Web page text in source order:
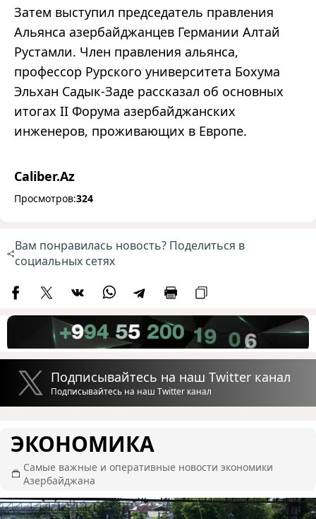
Затем выступил председатель правления
Альянса азербайджанцев Германии Алтай
Рустамли. Член правления альянса,
профессор Рурского университета Бохума
Эльхан Садык-Заде рассказал об основных
итогах II Форума азербайджанских
инженеров, проживающих в Европе.
Caliber.Az
Просмотров:324
Вам понравилась новость? Поделиться в
социальных сетях
Подписывайтесь на наш Twitter канал
Подписывайтесь на наш Twitter канал
ЭКОНОМИКА
Самые важные и оперативные новости экономики
Азербайджана